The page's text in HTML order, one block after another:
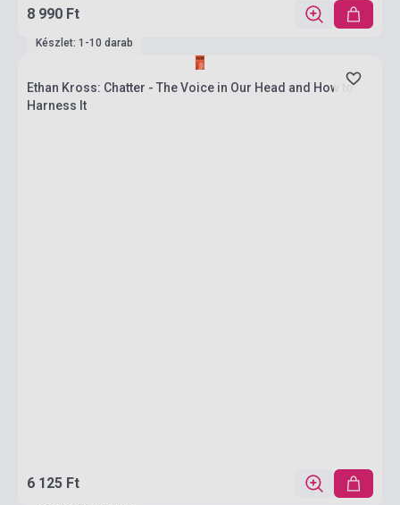
8 990 Ft
Készlet: 1-10 darab
Ethan Kross: Chatter - The Voice in Our Head and How to
Harness It
6 125 Ft